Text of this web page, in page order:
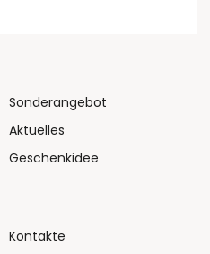
Sonderangebot
Aktuelles
Geschenkidee
Kontakte